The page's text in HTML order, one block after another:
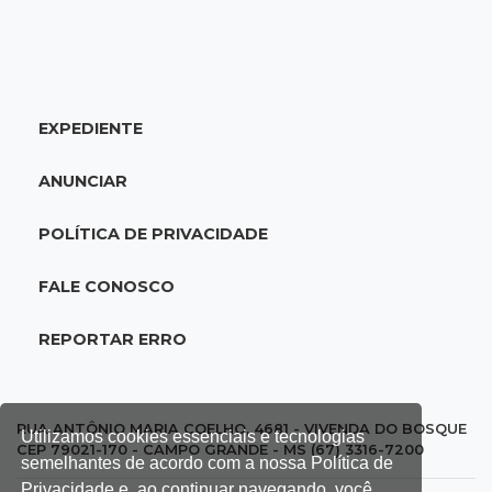
Utilizamos cookies essenciais e tecnologias
semelhantes de acordo com a nossa Política de
18:28Concurso 3.042
acumulado em R$ 165 milhões
18:05Energia renovável
Produção de biodiesel cresce 32% em MS e
abordagem policial no Noroeste
17:21 Brasileirão feminino
EXPEDIENTE
ANUNCIAR
POLÍTICA DE PRIVACIDADE
FALE CONOSCO
REPORTAR ERRO
RUA ANTÔNIO MARIA COELHO, 4681 - VIVENDA DO BOSQUE
CEP 79021-170 - CAMPO GRANDE - MS (67) 3316-7200